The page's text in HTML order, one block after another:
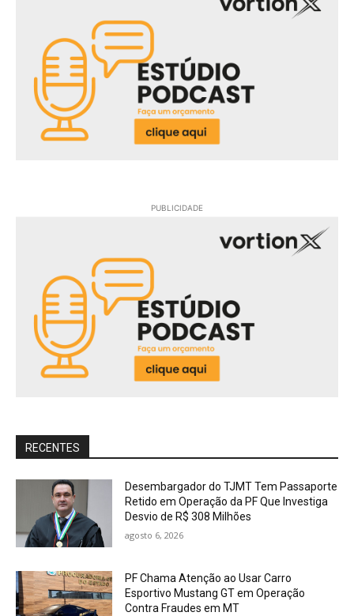
PUBLICIDADE
RECENTES
Desembargador do TJMT Tem Passaporte
Retido em Operação da PF Que Investiga
Desvio de R$ 308 Milhões
agosto 6, 2026
PF Chama Atenção ao Usar Carro
Esportivo Mustang GT em Operação
Contra Fraudes em MT